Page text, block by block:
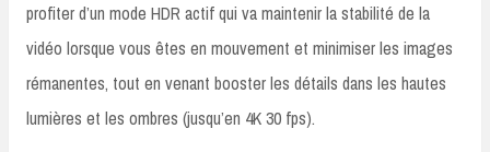
profiter d’un mode HDR actif qui va maintenir la stabilité de la
vidéo lorsque vous êtes en mouvement et minimiser les images
rémanentes, tout en venant booster les détails dans les hautes
lumières et les ombres (jusqu’en 4K 30 fps).